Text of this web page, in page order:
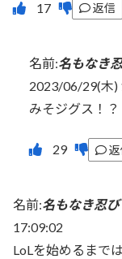
返信
名前:名もなき
2023/06/29(木)
みそジグス！？
名前:名もなき忍び
17:09:02
LoLを始めるまで